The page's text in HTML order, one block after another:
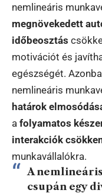
nemlineáris
megnövekedett
időbeosztás
motivációt és
egészségét.
nemlineáris
határok
a folyamatos
interakciók
munkavállalókra.
A
csupán egy